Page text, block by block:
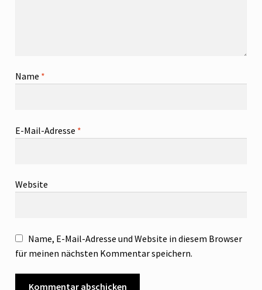
Name *
E-Mail-Adresse *
Website
Name, E-Mail-Adresse und Website in diesem Browser
für meinen nächsten Kommentar speichern.